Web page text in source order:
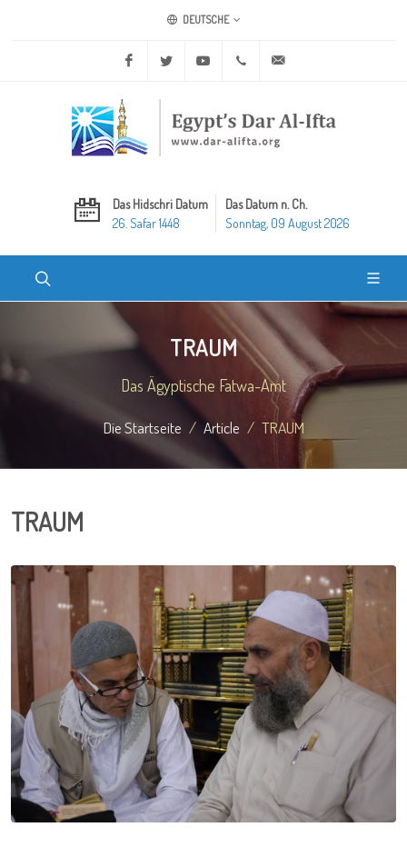
DEUTSCHE
Facebook Twitter Youtube +20 2 25970400
Das Hidschri Datum
26. Safar 1448
Das Datum n. Ch.
Sonntag, 09 August 2026
TRAUM
Das Ägyptische Fatwa-Amt
Die Startseite Article TRAUM
TRAUM